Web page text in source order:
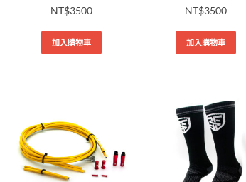
NT$3500
加入購物車
NT$3500
加入購物車